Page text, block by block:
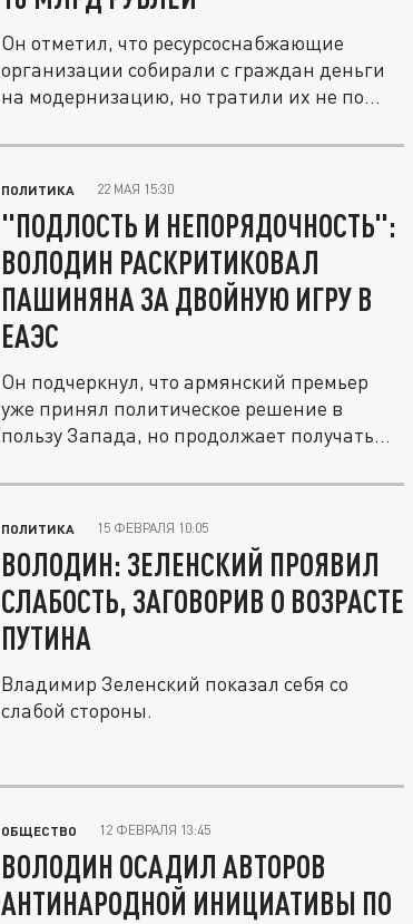
Он отметил, что ресурсоснабжающие
организации собирали с граждан деньги
на модернизацию, но тратили их не по...
ПОЛИТИКА 22 МАЯ 15:30
"ПОДЛОСТЬ И НЕПОРЯДОЧНОСТЬ":
ВОЛОДИН РАСКРИТИКОВАЛ
ПАШИНЯНА ЗА ДВОЙНУЮ ИГРУ В
ЕАЭС
Он подчеркнул, что армянский премьер
уже принял политическое решение в
пользу Запада, но продолжает получать...
ПОЛИТИКА 15 ФЕВРАЛЯ 10:05
ВОЛОДИН: ЗЕЛЕНСКИЙ ПРОЯВИЛ
СЛАБОСТЬ, ЗАГОВОРИВ О ВОЗРАСТЕ
ПУТИНА
Владимир Зеленский показал себя со
слабой стороны.
ОБЩЕСТВО 12 ФЕВРАЛЯ 13:45
ВОЛОДИН ОСАДИЛ АВТОРОВ
АНТИНАРОДНОЙ ИНИЦИАТИВЫ ПО